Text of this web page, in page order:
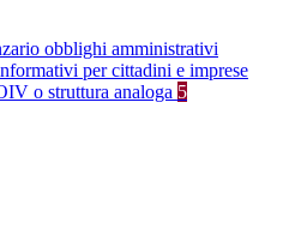
obblighi amministrativi
per cittadini e imprese
o struttura analoga 5